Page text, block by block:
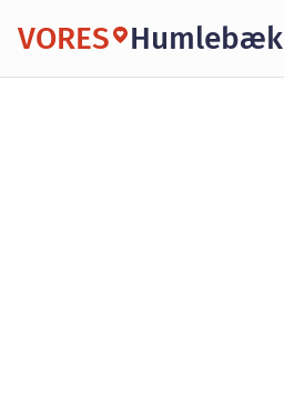
VORES Humlebæk